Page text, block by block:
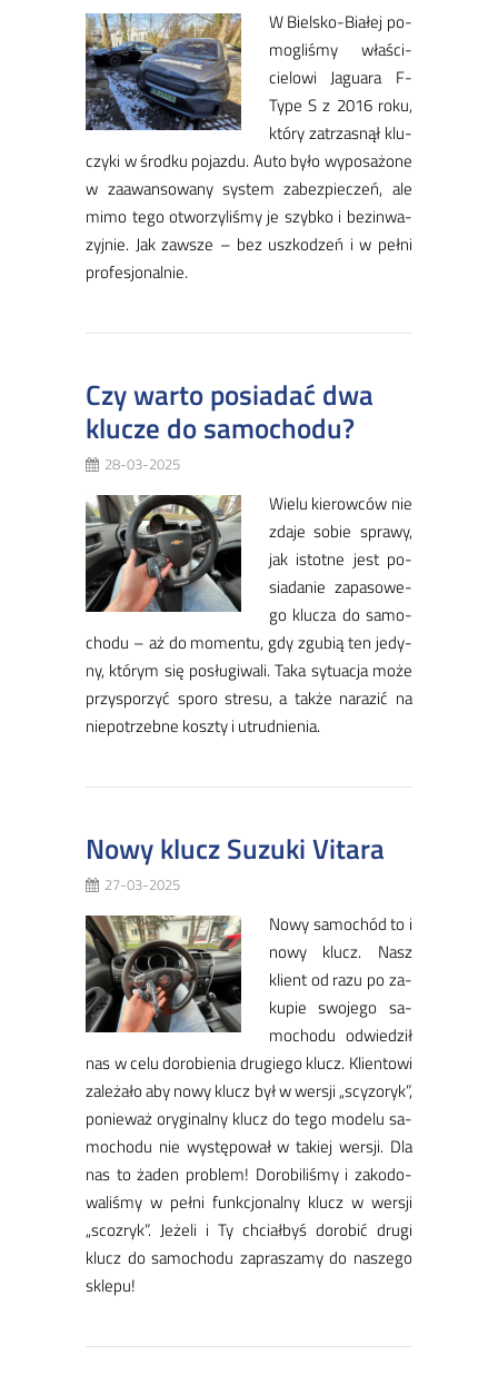
W Biel­sko­-Bia­łej po­
mo­gli­śmy wła­ści­
cie­lo­wi Ja­gu­ara F-
Ty­pe S z 2016 ro­ku,
któ­ry za­trza­snął klu­
czy­ki w środ­ku po­jaz­du. Au­to by­ło wy­po­sa­żo­ne
w za­awan­so­wa­ny sys­tem za­bez­pie­czeń, ale
mi­mo te­go otwo­rzy­li­śmy je szyb­ko i bez­in­wa­
zyj­nie. Jak za­wsze – bez uszko­dzeń i w peł­ni
pro­fe­sjo­nal­nie.
Czy warto posiadać dwa
klucze do samochodu?
28-03-2025
Wie­lu kie­row­ców nie
zda­je so­bie spra­wy,
jak istot­ne jest po­
sia­da­nie za­pa­so­we­
go klu­cza do sa­mo­
cho­du – aż do mo­men­tu, gdy zgu­bią ten je­dy­
ny, któ­rym się po­słu­gi­wa­li. Ta­ka sy­tu­acja mo­że
przy­spo­rzyć spo­ro stre­su, a tak­że na­ra­zić na
nie­po­trzeb­ne kosz­ty i utrud­nie­nia.
Nowy klucz Suzuki Vitara
27-03-2025
No­wy sa­mo­chód to i
no­wy klucz. Nasz
klient od ra­zu po za­
ku­pie swo­je­go sa­
mo­cho­du od­wie­dził
nas w ce­lu do­ro­bie­nia dru­gie­go klucz. Klien­to­wi
za­le­ża­ło aby no­wy klucz był w wer­sji „scy­zo­ry­k”,
po­nie­waż ory­gi­nal­ny klucz do te­go mo­de­lu sa­
mo­cho­du nie wy­stę­po­wał w ta­kiej wer­sji. Dla
nas to ża­den pro­blem! Do­ro­bi­li­śmy i za­ko­do­
wa­li­śmy w peł­ni funk­cjo­nal­ny klucz w wer­sji
„sco­zry­k”. Je­że­li i Ty chciał­byś do­ro­bić dru­gi
klucz do sa­mo­cho­du za­pra­sza­my do na­sze­go
skle­pu!